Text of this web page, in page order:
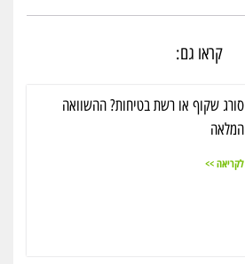
קראו גם:
סורג שקוף או רשת בטיחות? ההשוואה
המלאה
לקריאה >>